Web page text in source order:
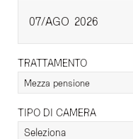
07 AGO 2026
TRATTAMENTO
Mezza pensione
TIPO DI CAMERA
Seleziona